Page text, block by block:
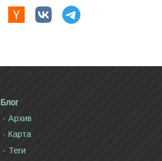
Блог
Архив
Карта
Теги